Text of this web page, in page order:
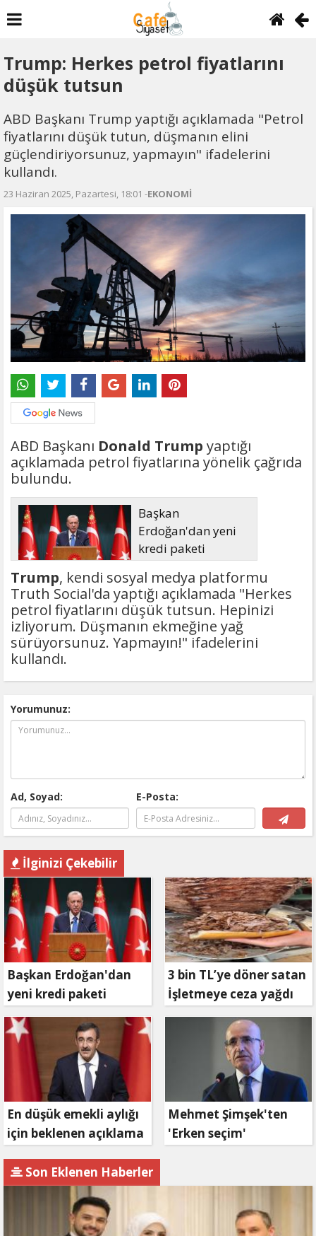
Trump: Herkes petrol fiyatlarını
düşük tutsun
ABD Başkanı Trump yaptığı açıklamada "Petrol
fiyatlarını düşük tutun, düşmanın elini
güçlendiriyorsunuz, yapmayın" ifadelerini
kullandı.
23 Haziran 2025, Pazartesi, 18:01 -EKONOMİ
ABD Başkanı Donald Trump yaptığı
açıklamada petrol fiyatlarına yönelik çağrıda
bulundu.
Başkan
Erdoğan'dan yeni
kredi paketi
müjdesi: 6 ay geri
ödemesiz, 36 ay vadeli
Trump, kendi sosyal medya platformu
Truth Social'da yaptığı açıklamada "Herkes
petrol fiyatlarını düşük tutsun. Hepinizi
izliyorum. Düşmanın ekmeğine yağ
sürüyorsunuz. Yapmayın!" ifadelerini
kullandı.
Yorumunuz:
Ad, Soyad: E-Posta:
İlginizi Çekebilir
Başkan Erdoğan'dan
yeni kredi paketi
müjdesi: 6 ay geri
ödemesiz, 36 ay vadeli
3 bin TL’ye döner satan
İşletmeye ceza yağdı
En düşük emekli aylığı
için beklenen açıklama
Mehmet Şimşek'ten
'Erken seçim'
Son Eklenen Haberler